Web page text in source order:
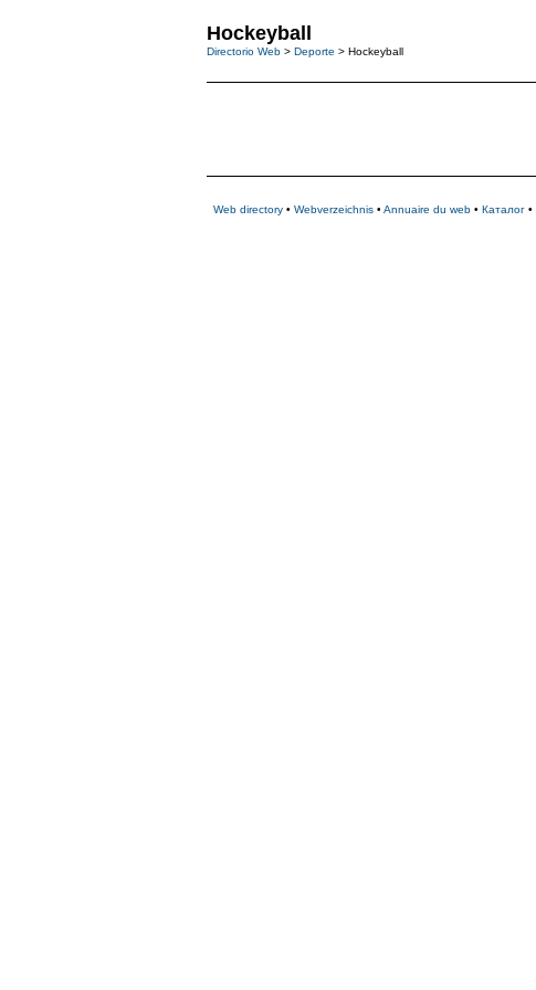
Hockeyball
Directorio Web > Deporte > Hockeyball
Web directory • Webverzeichnis • Annuaire du web • Каталог •